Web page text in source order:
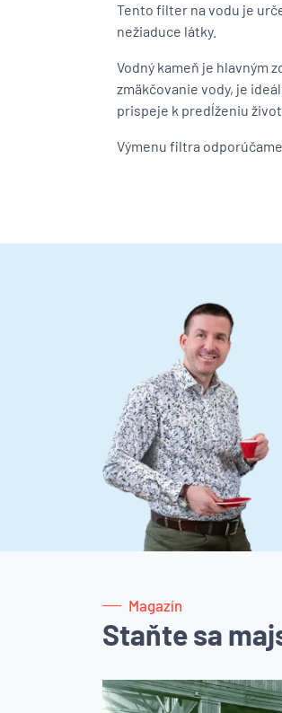
Tento filter na vodu je
nežiaduce látky.
Vodný kameň je hlavným
zmäkčovanie vody, je
prispeje k predĺženiu
Výmenu filtra
Magazín
Staňte sa